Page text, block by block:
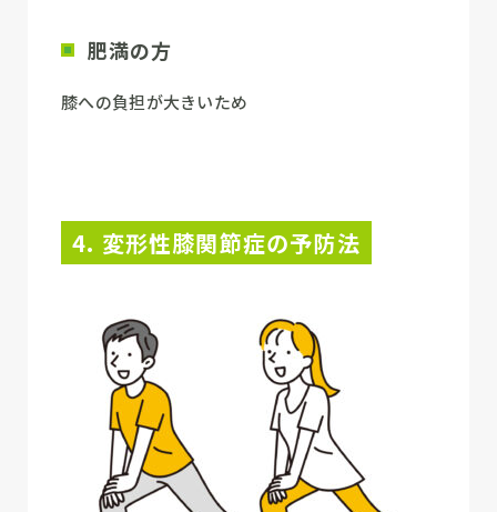
肥満の方
膝への負担が大きいため
4. 変形性膝関節症の予防法